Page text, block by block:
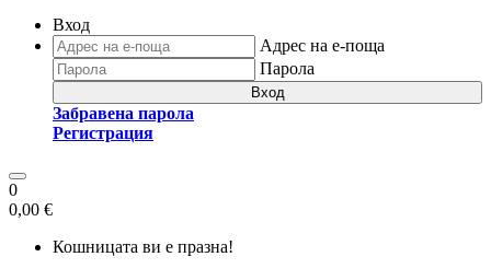
Вход
Адрес на е-поща
Парола
Вход
Забравена парола
Регистрация
0
0,00 €
Кошницата ви е празна!